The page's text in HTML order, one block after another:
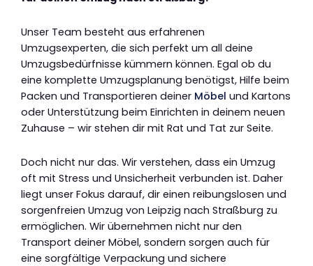
Unser Team besteht aus erfahrenen
Umzugsexperten, die sich perfekt um all deine
Umzugsbedürfnisse kümmern können. Egal ob du
eine komplette Umzugsplanung benötigst, Hilfe beim
Packen und Transportieren deiner Möbel und Kartons
oder Unterstützung beim Einrichten in deinem neuen
Zuhause – wir stehen dir mit Rat und Tat zur Seite.
Doch nicht nur das. Wir verstehen, dass ein Umzug
oft mit Stress und Unsicherheit verbunden ist. Daher
liegt unser Fokus darauf, dir einen reibungslosen und
sorgenfreien Umzug von Leipzig nach Straßburg zu
ermöglichen. Wir übernehmen nicht nur den
Transport deiner Möbel, sondern sorgen auch für
eine sorgfältige Verpackung und sichere